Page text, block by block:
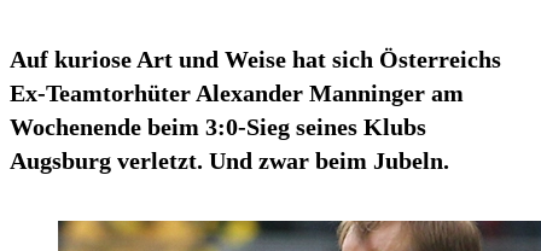
Auf kuriose Art und Weise hat sich Österreichs
Ex-Teamtorhüter Alexander Manninger am
Wochenende beim 3:0-Sieg seines Klubs
Augsburg verletzt. Und zwar beim Jubeln.